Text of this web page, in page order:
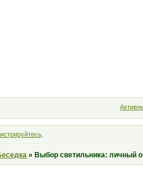
.
»Выбор светильника: личный